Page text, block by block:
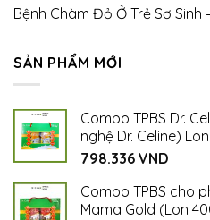
Bệnh Chàm Đỏ Ở Trẻ Sơ Sinh
SẢN PHẨM MỚI
Combo TPBS Dr.
nghệ Dr. Celine)
798.336 VND
Combo TPBS cho
Mama Gold (Lon